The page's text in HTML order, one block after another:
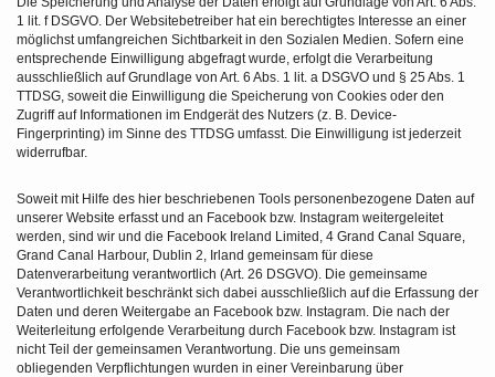
1 lit. f DSGVO. Der Websitebetreiber hat ein berechtigtes Interesse an einer
möglichst umfangreichen Sichtbarkeit in den Sozialen Medien. Sofern eine
entsprechende Einwilligung abgefragt wurde, erfolgt die Verarbeitung
ausschließlich auf Grundlage von Art. 6 Abs. 1 lit. a DSGVO und § 25 Abs. 1
TTDSG, soweit die Einwilligung die Speicherung von Cookies oder den
Zugriff auf Informationen im Endgerät des Nutzers (z. B. Device-
Fingerprinting) im Sinne des TTDSG umfasst. Die Einwilligung ist jederzeit
widerrufbar.
Soweit mit Hilfe des hier beschriebenen Tools personenbezogene Daten auf
unserer Website erfasst und an Facebook bzw. Instagram weitergeleitet
werden, sind wir und die Facebook Ireland Limited, 4 Grand Canal Square,
Grand Canal Harbour, Dublin 2, Irland gemeinsam für diese
Datenverarbeitung verantwortlich (Art. 26 DSGVO). Die gemeinsame
Verantwortlichkeit beschränkt sich dabei ausschließlich auf die Erfassung der
Daten und deren Weitergabe an Facebook bzw. Instagram. Die nach der
Weiterleitung erfolgende Verarbeitung durch Facebook bzw. Instagram ist
nicht Teil der gemeinsamen Verantwortung. Die uns gemeinsam
obliegenden Verpflichtungen wurden in einer Vereinbarung über